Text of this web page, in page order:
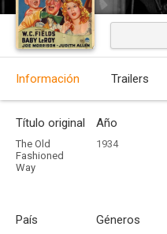
Información Trailers
Título original
The Old
Fashioned
Way
Año
1934
País Géneros